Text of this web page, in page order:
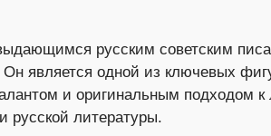
русским советским
является одной из ключевых
и оригинальным подходом
русской литературы.